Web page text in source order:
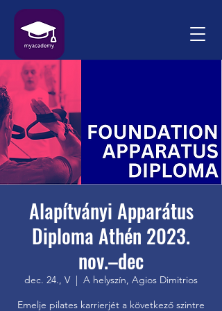
Alapítványi Apparátus
Diploma Athén 2023.
nov.–dec
dec. 24., V
  |
A helyszín, Agios Dimitrios
Emelje pilates karrierjét a következő szintre